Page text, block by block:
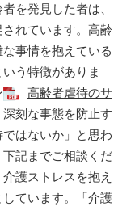
を発見した者は、
れています。高齢
事情を抱えている
う特徴がありま
高齢者虐待のサ
刻な事態を防止す
はないか」と思わ
記までご相談くだ
護ストレスを抱え
ています。「介護